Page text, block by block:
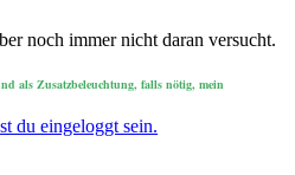
noch immer nicht daran versucht.
als Zusatzbeleuchtung, falls nötig, mein
du eingeloggt sein.